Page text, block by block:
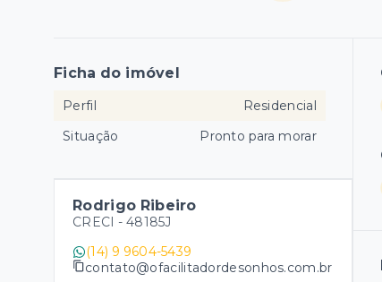
Ficha do imóvel
Perfil
Residencial
Situação
Pronto para morar
Rodrigo Ribeiro
CRECI - 48185J
(14) 9 9604-5439
contato@ofacilitadordesonhos.com.br